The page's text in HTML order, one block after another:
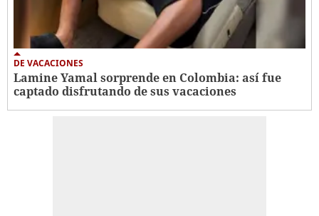
DE VACACIONES
Lamine Yamal sorprende en Colombia: así fue
captado disfrutando de sus vacaciones